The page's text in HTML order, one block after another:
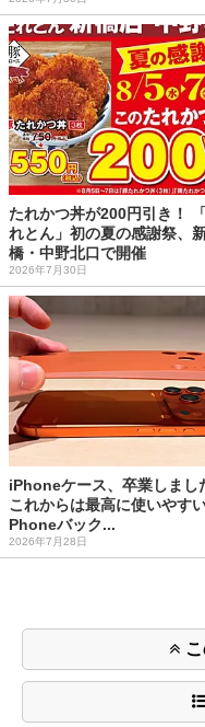
たれかつ丼が200円引き！
れとん」初の夏の感謝祭、
橋・中野北口で開催
2026年7月30日
iPhoneケース、卒業しまし
これからは最高に使いやす
Phoneバック...
2026年7月28日